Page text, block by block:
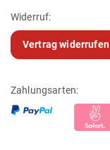
Widerruf:
Vertrag widerrufen
Zahlungsarten: